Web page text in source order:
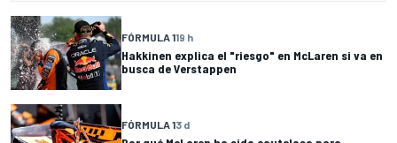
FÓRMULA 119 h
Hakkinen explica el "riesgo" en McLaren si va en
busca de Verstappen
FÓRMULA 13 d